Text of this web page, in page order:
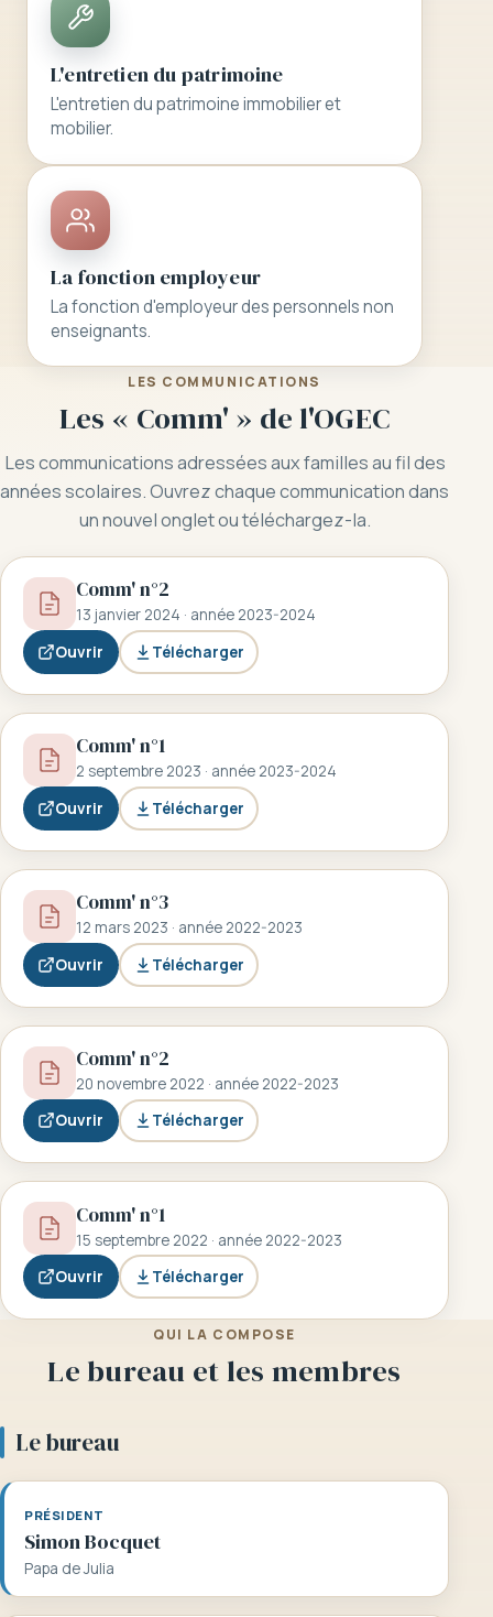
Documents
L'entretien du patrimoine
L'entretien du patrimoine immobilier et
mobilier.
La fonction employeur
La fonction d'employeur des personnels non
enseignants.
LES COMMUNICATIONS
Les « Comm' » de l'OGEC
Les communications adressées aux familles au fil des
années scolaires. Ouvrez chaque communication dans
un nouvel onglet ou téléchargez-la.
Comm' n°2
13 janvier 2024 · année 2023-2024
Ouvrir
Télécharger
Comm' n°1
2 septembre 2023 · année 2023-2024
Ouvrir
Télécharger
Comm' n°3
12 mars 2023 · année 2022-2023
Ouvrir
Télécharger
Comm' n°2
20 novembre 2022 · année 2022-2023
Ouvrir
Télécharger
Comm' n°1
15 septembre 2022 · année 2022-2023
Ouvrir
Télécharger
QUI LA COMPOSE
Le bureau et les membres
Le bureau
PRÉSIDENT
Simon Bocquet
Papa de Julia